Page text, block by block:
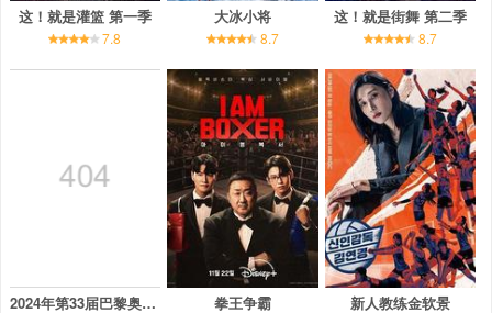
这！就是灌篮 第一季
7.8
大冰小将
8.7
这！就是街舞 第二季
8.7
2024年第33届巴黎奥运会开幕式 拳王争霸 新人教练金软景